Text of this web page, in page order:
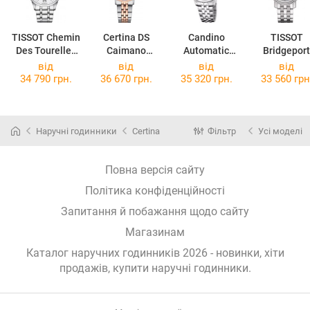
TISSOT Chemin
Des Tourelles
Powermatic 80
Lady
Certina DS
Caimano
C035.007.22.1
17.01
Candino
Automatic
C4770/1
TISSOT
Bridgeport
Automatic
від
34 790 грн.
від
36 670 грн.
від
35 320 грн.
від
33 560
Наручні годинники Certina Фільтр Усі моделі
Повна версія сайту
Політика конфіденційності
Запитання й побажання щодо сайту
Магазинам
Каталог наручних годинників 2026 - новинки, хіти
продажів, купити наручні годинники.